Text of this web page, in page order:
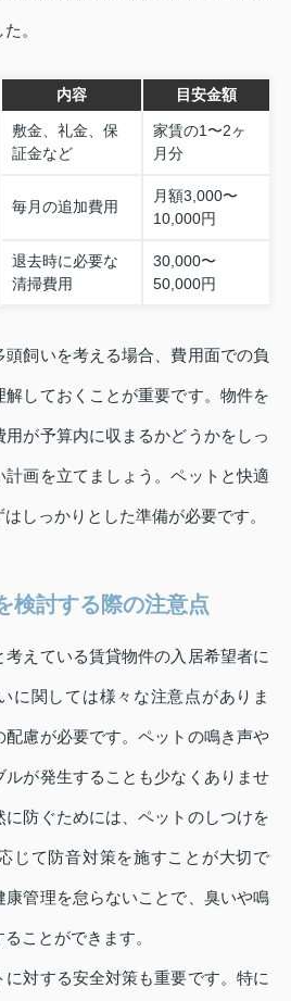
。
内容 目安金額
敷金、礼金、保
証金など
家賃の1〜2ヶ
月分
毎月の追加費用
月額3,000〜
10,000円
退去時に必要な
清掃費用
30,000〜
50,000円
頭飼いを考える場合、費用面での負
しておくことが重要です。物件を
が予算内に収まるかどうかをしっ
画を立てましょう。ペットと快適
しっかりとした準備が必要です。
検討する際の注意点
えている賃貸物件の入居希望者に
に関しては様々な注意点がありま
慮が必要です。ペットの鳴き声や
が発生することも少なくありませ
防ぐためには、ペットのしつけを
じて防音対策を施すことが大切で
管理を怠らないことで、臭いや鳴
ことができます。
対する安全対策も重要です。特に